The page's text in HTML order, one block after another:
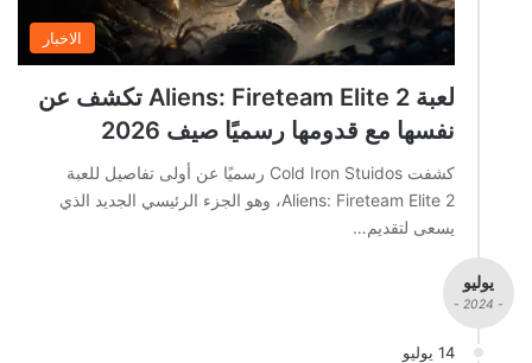
الاخبار
لعبة Aliens: Fireteam Elite 2 تكشف عن
نفسها مع قدومها رسميًا صيف 2026
كشفت Cold Iron Stuidos رسميًا عن أولى تفاصيل للعبة
Aliens: Fireteam Elite 2، وهو الجزء الرئيسي الجديد الذي
يسعى لتقديم…
يوليو
- 2024 -
14 يوليو